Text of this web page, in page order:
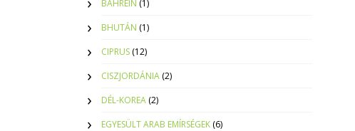
BAHREIN (1)
BHUTÁN (1)
CIPRUS (12)
CISZJORDÁNIA (2)
DÉL-KOREA (2)
EGYESÜLT ARAB EMÍRSÉGEK (6)